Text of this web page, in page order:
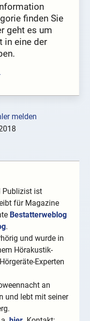
finden Sie
geht es um
in eine der
melden
Publizist ist
für Magazine
Bestatterweblog
.
und wurde in
Hörakustik-
Experten
an
und lebt mit seiner